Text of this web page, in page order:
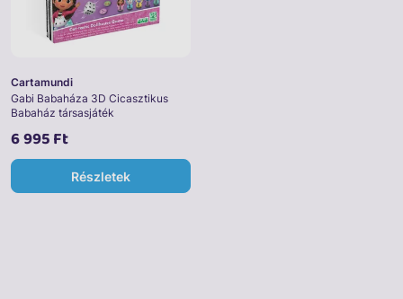
Cartamundi
Gabi Babaháza 3D Cicasztikus
Babaház társasjáték
6 995 Ft
Részletek